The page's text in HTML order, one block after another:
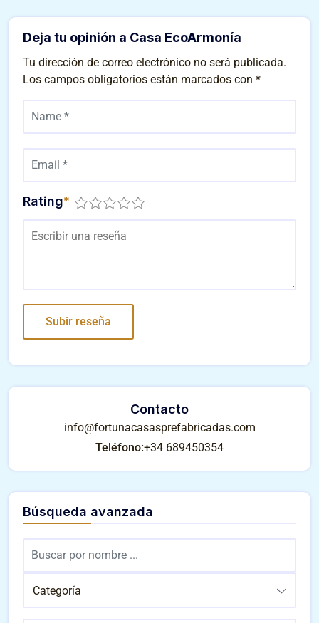
Deja tu opinión a Casa EcoArmonía
Tu dirección de correo electrónico no será publicada.
Los campos obligatorios están marcados con *
Rating*
Contacto
info@fortunacasasprefabricadas.com
Teléfono:+34 689450354
Búsqueda avanzada
Categoría